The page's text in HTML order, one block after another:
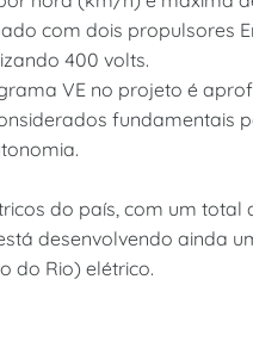
com dois propulsores
400 volts.
VE no projeto é
fundamentais
do país, com um total
desenvolvendo ainda
do Rio) elétrico.